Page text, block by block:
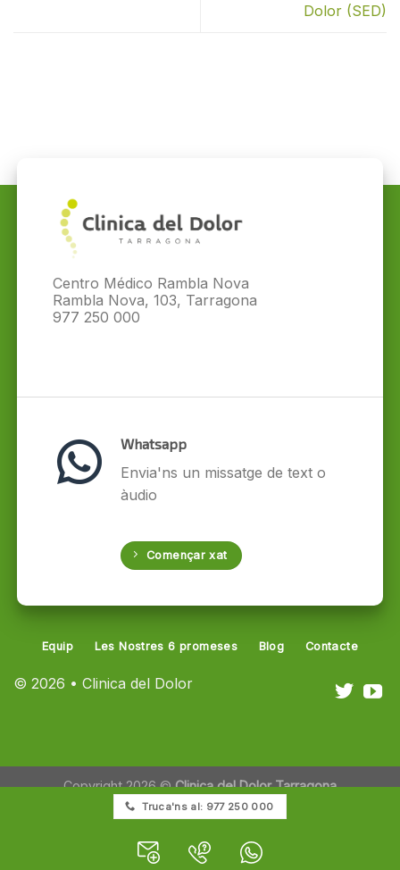
Dolor (SED)
Centro Médico Rambla Nova
Rambla Nova, 103, Tarragona
977 250 000
Whatsapp
Envia'ns un missatge de text o
àudio
Començar xat
© 2026 • Clinica del Dolor
Equip Les Nostres 6 promeses Blog Contacte
Copyright 2026 ©Clinica del Dolor Tarragona
Truca'ns al: 977 250 000